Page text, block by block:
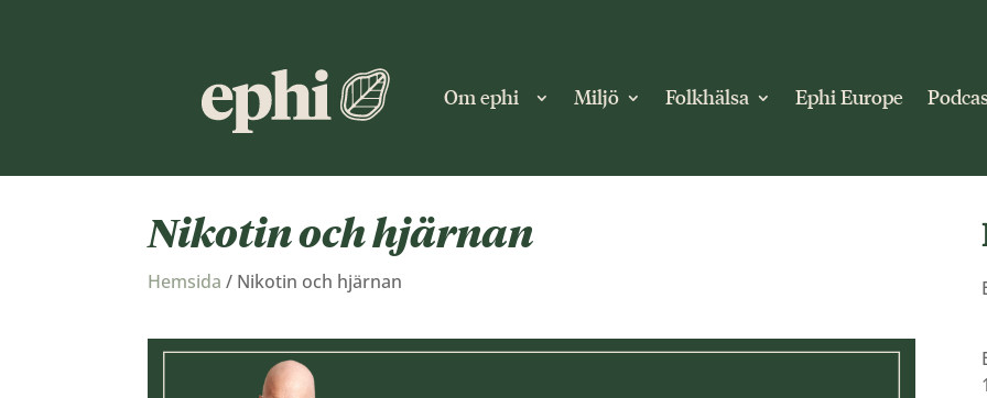
Om ephi Miljö Folkhälsa Ephi Europe
Nikotin och hjärnan
Hemsida / Nikotin och hjärnan